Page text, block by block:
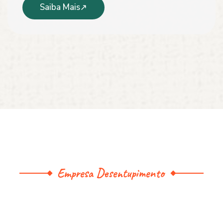
Saiba Mais
Empresa Desentupimento